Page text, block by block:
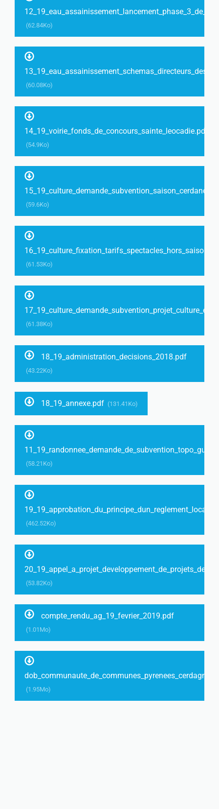
(62.84Ko)
(60.08Ko)
14_19_voirie_fonds_de_concours_sainte_leocadie.pdf
(54.9Ko)
(59.6Ko)
(61.53Ko)
(61.38Ko)
18_19_administration_decisions_2018.pdf
(43.22Ko)
18_19_annexe.pdf (131.41Ko)
(58.21Ko)
(462.52Ko)
(53.82Ko)
compte_rendu_ag_19_fevrier_2019.pdf
(1.01Mo)
(1.95Mo)